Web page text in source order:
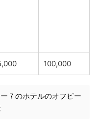
100,000
７のホテルのオフピー